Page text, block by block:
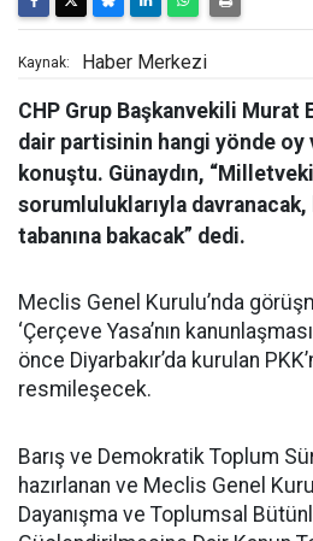
Kaynak: Haber Merkezi
CHP Grup Başkanvekili Murat
dair partisinin hangi yönde
konuştu. Günaydın,
sorumluluklarıyla
tabanına bakacak” dedi.
Meclis Genel Kurulu’nda
‘Çerçeve Yasa’nın
önce Diyarbakır’da kurulan
resmileşecek.
Barış ve Demokratik Toplum
hazırlanan ve Meclis Genel
Dayanışma ve Toplumsal